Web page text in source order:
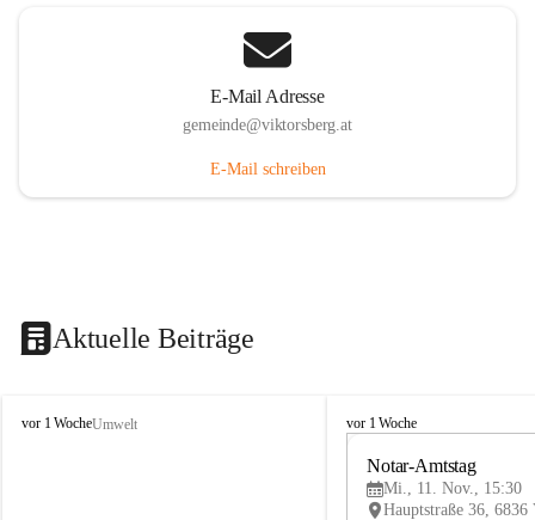
E-Mail Adresse
gemeinde@viktorsberg.at
E-Mail schreiben
Aktuelle Beiträge
V
vor 1 WocheUmwelt
V
vor 1 Woche
Notar-Amtstag
Mi., 11. Nov., 15:30